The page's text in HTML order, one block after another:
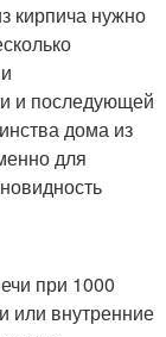
кирпича нужно
и последующей
дома из
для
при 1000
или внутренние